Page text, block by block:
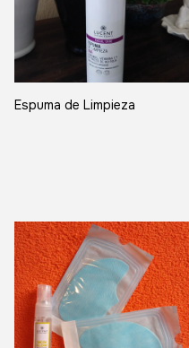
Espuma de Limpieza